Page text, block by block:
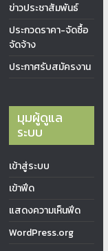
ข่าวประชาสัมพันธ์
ประกวดราคา-จัดซื้อ
จัดจ้าง
ประกาศรับสมัครงาน
มุมผู้ดูแล
ระบบ
เข้าสู่ระบบ
เข้าฟีด
แสดงความเห็นฟีด
WordPress.org